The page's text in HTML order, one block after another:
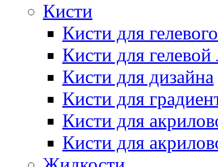
Кисти
Кисти для
Кисти для гелевой
Кисти для дизайна
Кисти для
Кисти для
Кисти для